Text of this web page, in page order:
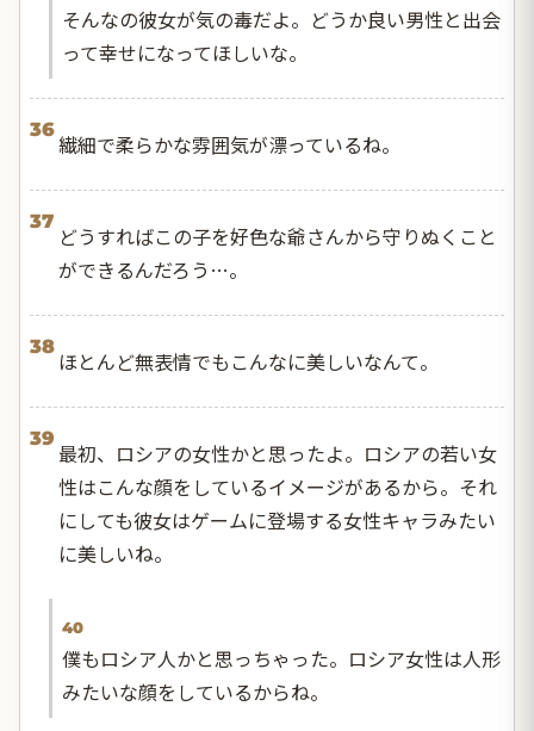
そんなの彼女が気の毒だよ。どうか良い男性と出会
って幸せになってほしいな。
36
繊細で柔らかな雰囲気が漂っているね。
37
どうすればこの子を好色な爺さんから守りぬくこと
ができるんだろう…。
38
ほとんど無表情でもこんなに美しいなんて。
39
最初、ロシアの女性かと思ったよ。ロシアの若い女
性はこんな顔をしているイメージがあるから。それ
にしても彼女はゲームに登場する女性キャラみたい
に美しいね。
40
僕もロシア人かと思っちゃった。ロシア女性は人形
みたいな顔をしているからね。